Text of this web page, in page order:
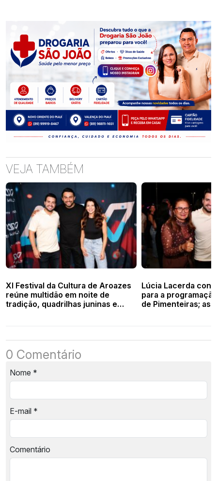
VEJA TAMBÉM
XI Festival da Cultura de Aroazes
reúne multidão em noite de
tradição, quadrilhas juninas e
Lúcia Lacerda
para a
de Pimenteiras;
0 Comentário
Nome *
E-mail *
Comentário